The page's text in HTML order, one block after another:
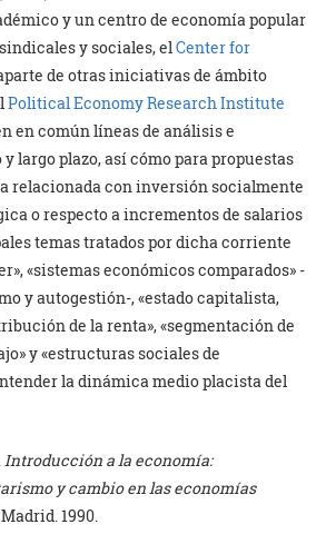
y un centro de economía popular
y sociales, elCenter for
de otras iniciativas de ámbito
Political Economy Research Institute
en común líneas de análisis e
largo plazo, así cómo para propuestas
relacionada con inversión socialmente
o respecto a incrementos de salarios
temas tratados por dicha corriente
«sistemas económicos comparados» -
y autogestión-, «estado capitalista,
de la renta», «segmentación de
y «estructuras sociales de
la dinámica medio placista del
Introducción a la economía:
y cambio en las economías
1990.